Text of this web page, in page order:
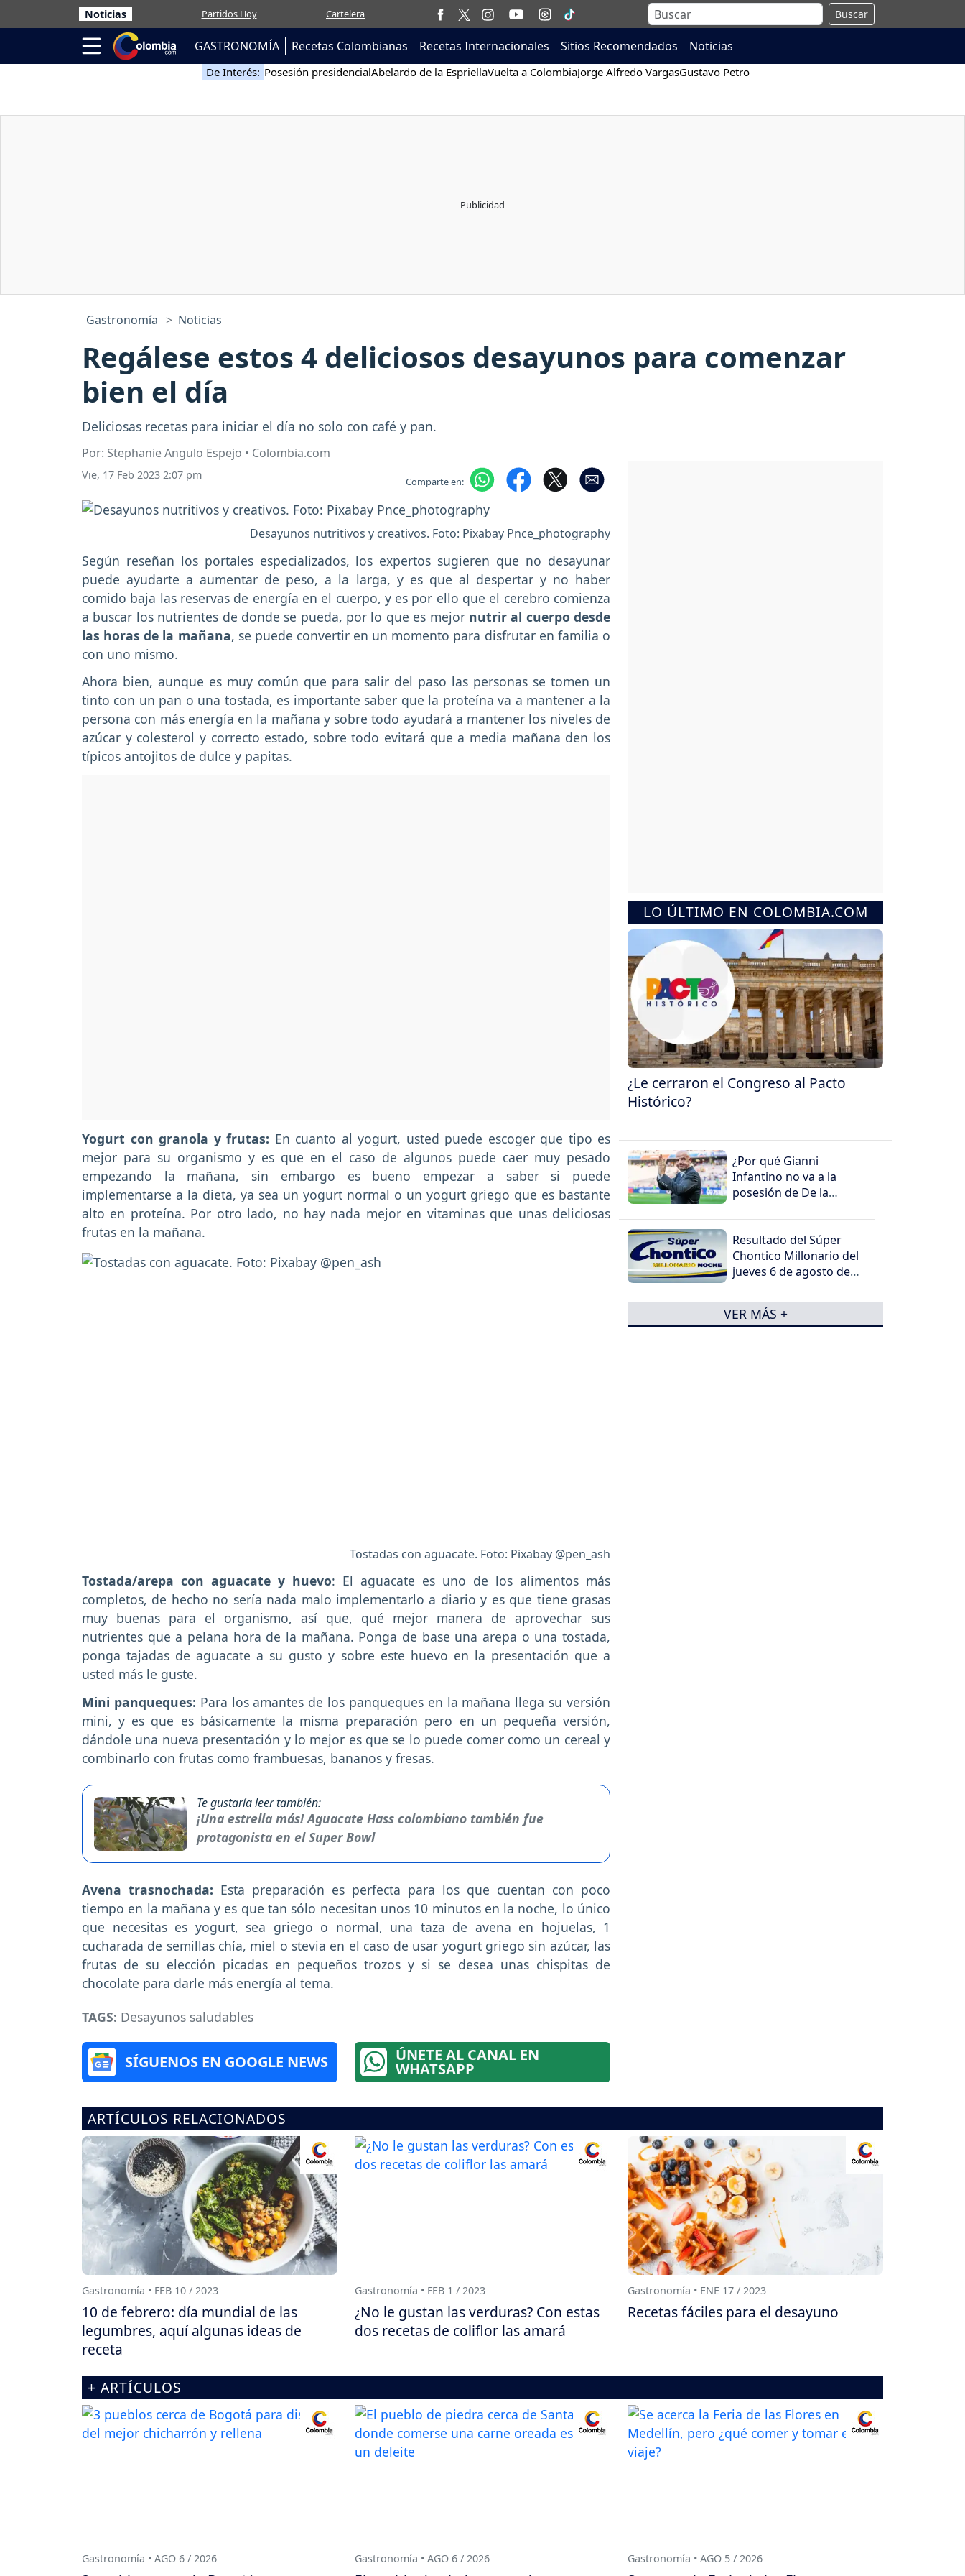
Noticias Partidos Hoy Cartelera Buscar
GASTRONOMÍA Recetas Colombianas Recetas Internacionales Sitios Recomendados Noticias
De Interés: Posesión presidencialAbelardo de la EspriellaVuelta a ColombiaJorge Alfredo VargasGustavo Petro
Gastronomía Noticias
Regálese estos 4 deliciosos desayunos para comenzar
bien el día
Deliciosas recetas para iniciar el día no solo con café y pan.
Por: Stephanie Angulo Espejo • Colombia.com
Vie, 17 Feb 2023 2:07 pm Comparte en:
Desayunos nutritivos y creativos. Foto: Pixabay Pnce_photography
Según reseñan los portales especializados, los expertos sugieren que no desayunar
puede ayudarte a aumentar de peso, a la larga, y es que al despertar y no haber
comido baja las reservas de energía en el cuerpo, y es por ello que el cerebro comienza
a buscar los nutrientes de donde se pueda, por lo que es mejornutrir al cuerpo desde
las horas de la mañana, se puede convertir en un momento para disfrutar en familia o
con uno mismo.
Ahora bien, aunque es muy común que para salir del paso las personas se tomen un
tinto con un pan o una tostada, es importante saber que la proteína va a mantener a la
persona con más energía en la mañana y sobre todo ayudará a mantener los niveles de
azúcar y colesterol y correcto estado, sobre todo evitará que a media mañana den los
típicos antojitos de dulce y papitas.
Yogurt con granola y frutas: En cuanto al yogurt, usted puede escoger que tipo es
mejor para su organismo y es que en el caso de algunos puede caer muy pesado
empezando la mañana, sin embargo es bueno empezar a saber si puede
implementarse a la dieta, ya sea un yogurt normal o un yogurt griego que es bastante
alto en proteína. Por otro lado, no hay nada mejor en vitaminas que unas deliciosas
frutas en la mañana.
Tostadas con aguacate. Foto: Pixabay @pen_ash
Tostada/arepa con aguacate y huevo: El aguacate es uno de los alimentos más
completos, de hecho no sería nada malo implementarlo a diario y es que tiene grasas
muy buenas para el organismo, así que, qué mejor manera de aprovechar sus
nutrientes que a pelana hora de la mañana. Ponga de base una arepa o una tostada,
ponga tajadas de aguacate a su gusto y sobre este huevo en la presentación que a
usted más le guste.
Mini panqueques: Para los amantes de los panqueques en la mañana llega su versión
mini, y es que es básicamente la misma preparación pero en un pequeña versión,
dándole una nueva presentación y lo mejor es que se lo puede comer como un cereal y
combinarlo con frutas como frambuesas, bananos y fresas.
Te gustaría leer también:
¡Una estrella más! Aguacate Hass colombiano también fue
protagonista en el Super Bowl
Avena trasnochada: Esta preparación es perfecta para los que cuentan con poco
tiempo en la mañana y es que tan sólo necesitan unos 10 minutos en la noche, lo único
que necesitas es yogurt, sea griego o normal, una taza de avena en hojuelas, 1
cucharada de semillas chía, miel o stevia en el caso de usar yogurt griego sin azúcar, las
frutas de su elección picadas en pequeños trozos y si se desea unas chispitas de
chocolate para darle más energía al tema.
TAGS: Desayunos saludables
SÍGUENOS EN GOOGLE NEWS ÚNETE AL CANAL EN
WHATSAPP
LO ÚLTIMO EN COLOMBIA.COM
¿Le cerraron el Congreso al Pacto
Histórico?
¿Por qué Gianni
Infantino no va a la
posesión de De la
Resultado del Súper
Chontico Millonario del
jueves 6 de agosto de
VER MÁS +
ARTÍCULOS RELACIONADOS
Gastronomía • FEB 10 / 2023
10 de febrero: día mundial de las
legumbres, aquí algunas ideas de
receta
Gastronomía • FEB 1 / 2023
¿No le gustan las verduras? Con estas
dos recetas de coliflor las amará
Gastronomía • ENE 17 / 2023
Recetas fáciles para el desayuno
+ ARTÍCULOS
Gastronomía • AGO 6 / 2026 Gastronomía • AGO 6 / 2026 Gastronomía • AGO 5 / 2026